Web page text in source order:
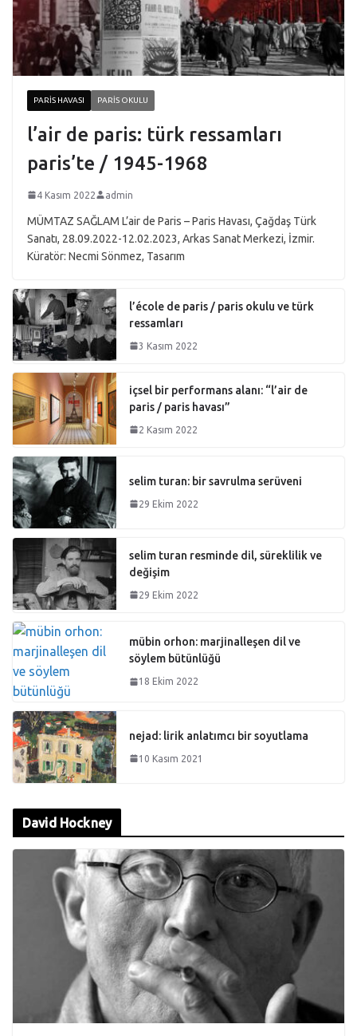
PARIS HAVASI PARIS OKULU
l’air de paris: türk ressamları
paris’te / 1945-1968
4 Kasım 2022 admin
MÜMTAZ SAĞLAM L’air de Paris – Paris Havası, Çağdaş Türk
Sanatı, 28.09.2022-12.02.2023, Arkas Sanat Merkezi, İzmir.
Küratör: Necmi Sönmez, Tasarım
l’école de paris / paris okulu ve türk
ressamları
3 Kasım 2022
içsel bir performans alanı: “l’air de
paris / paris havası”
2 Kasım 2022
selim turan: bir savrulma serüveni
29 Ekim 2022
selim turan resminde dil, süreklilik ve
değişim
29 Ekim 2022
mübin orhon: marjinalleşen dil ve
söylem bütünlüğü
18 Ekim 2022
nejad: lirik anlatımcı bir soyutlama
10 Kasım 2021
David Hockney